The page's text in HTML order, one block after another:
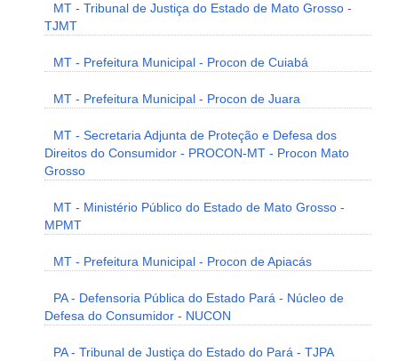
MT - Tribunal de Justiça do Estado de Mato Grosso -
TJMT
MT - Prefeitura Municipal - Procon de Cuiabá
MT - Prefeitura Municipal - Procon de Juara
MT - Secretaria Adjunta de Proteção e Defesa dos
Direitos do Consumidor - PROCON-MT - Procon Mato
Grosso
MT - Ministério Público do Estado de Mato Grosso -
MPMT
MT - Prefeitura Municipal - Procon de Apiacás
PA - Defensoria Pública do Estado Pará - Núcleo de
Defesa do Consumidor - NUCON
PA - Tribunal de Justiça do Estado do Pará - TJPA